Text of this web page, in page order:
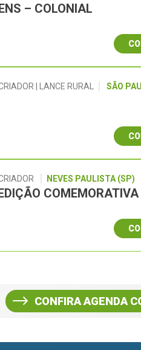
– COLONIAL
| LANCE RURAL SÃO
NEVES PAULISTA (SP)
CONFIRA AGENDA